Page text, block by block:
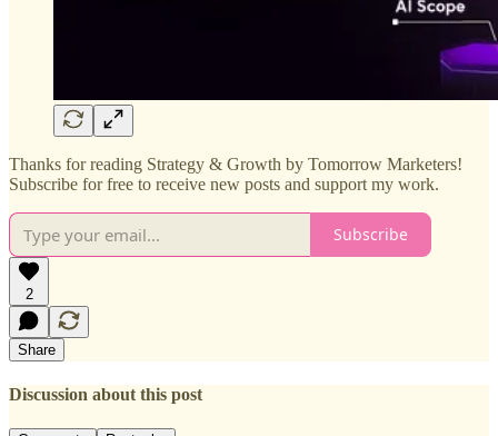
Thanks for reading Strategy & Growth by Tomorrow Marketers!
Subscribe for free to receive new posts and support my work.
Subscribe
2
Share
Discussion about this post